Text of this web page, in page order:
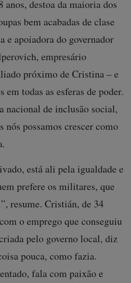
anos, destoa da maioria dos
bem acabadas de clase
e apoiadora do governador
empresário
próximo de Cristina – e
todas as esferas de poder.
nacional de inclusão social,
nós possamos crescer como
está ali pela igualdade e
prefere os militares, que
resume. Cristián, de 34
o emprego que conseguiu
pelo governo local, diz
pouca, como fazia.
fala com paixão e